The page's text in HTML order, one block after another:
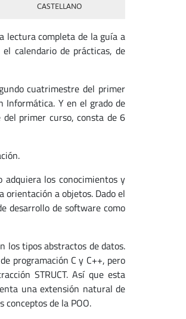
CASTELLANO
lectura completa de la guía a
calendario de prácticas, de
cuatrimestre del primer
Y en el grado de
primer curso, consta de 6
los conocimientos y
orientación a objetos. Dado el
desarrollo de software como
los tipos abstractos de datos.
programación C y C++, pero
STRUCT. Así que esta
una extensión natural de
de la POO.